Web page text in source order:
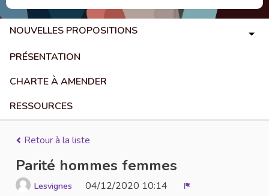
NOUVELLES PROPOSITIONS
PRÉSENTATION
CHARTE À AMENDER
RESSOURCES
Retour à la liste
Parité hommes femmes
Lesvignes 04/12/2020 10:14